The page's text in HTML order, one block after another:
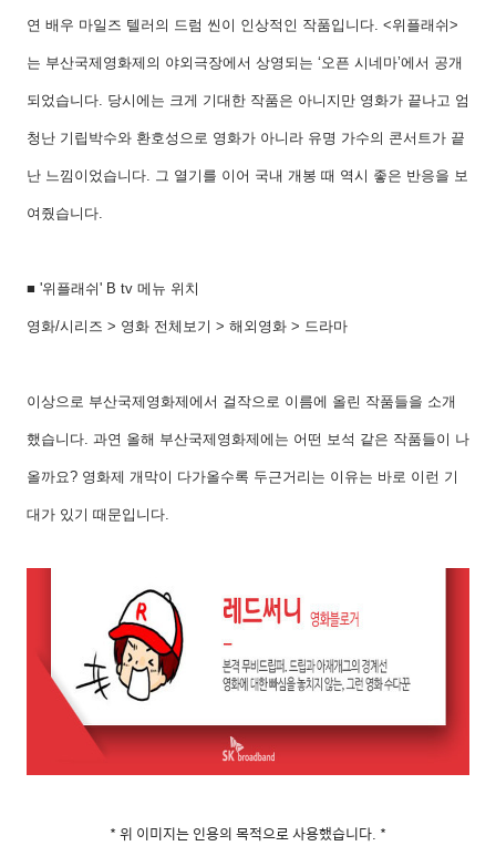
연 배우 마일즈 텔러의 드럼 씬이 인상적인 작품입니다 . <위플래쉬>
는 부산국제영화제의 야외극장에서 상영되는 ‘ 오픈 시네마’에서 공개
되었습니다 당시에는 크게 기대한 작품은 아니지만 영화가 끝나고 엄
청난 기립박수와 환호성으로 영화가 아니라 유명 가수의 콘서트가 끝
난 느낌이었습니다 그 열기를 이어 국내 개봉 때 역시 좋은 반응을 보
여줬습니다
■ '위플래쉬' B tv 메뉴 위치
영화/시리즈 > 영화 전체보기 > 해외영화 > 드라마
이상으로 부산국제영화제에서 걸작으로 이름에 올린 작품들을 소개
했습니다 과연 올해 부산국제영화제에는 어떤 보석 같은 작품들이 나
올까요? 영화제 개막이 다가올수록 두근거리는 이유는 바로 이런 기
대가 있기 때문입니다
* 위 이미지는 인용의 목적으로 사용했습니다. *